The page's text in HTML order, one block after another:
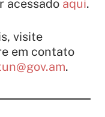
acessado aqui.
visite
em contato
.